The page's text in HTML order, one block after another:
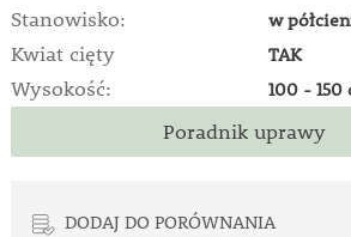
Stanowisko: w
Kwiat cięty TAK
Wysokość: 100 - 150
Poradnik uprawy
DODAJ DO PORÓWNANIA